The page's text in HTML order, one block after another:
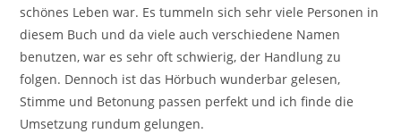
schönes Leben war. Es tummeln sich sehr viele Personen in
diesem Buch und da viele auch verschiedene Namen
benutzen, war es sehr oft schwierig, der Handlung zu
folgen. Dennoch ist das Hörbuch wunderbar gelesen,
Stimme und Betonung passen perfekt und ich finde die
Umsetzung rundum gelungen.